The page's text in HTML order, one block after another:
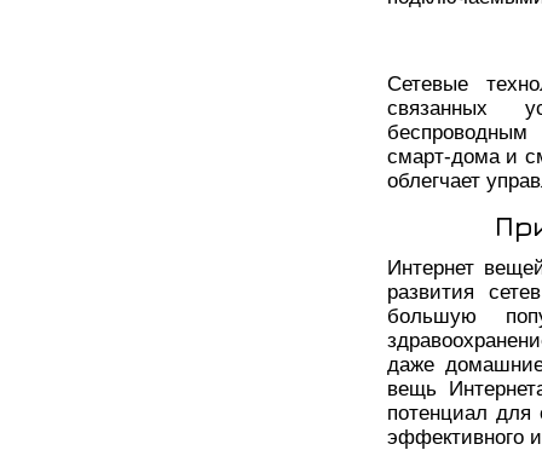
Сетевые
связанных
смарт-дома и
облегчает
Интернет
развития
большую
даже
вещь
потенциал для
эффективного